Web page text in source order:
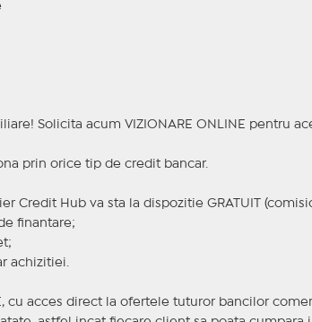
Solicita acum VIZIONARE ONLINE pentru
prin orice tip de credit bancar.
Credit Hub va sta la dispozitie GRATUIT
finantare;
achizitiei.
cu acces direct la ofertele tuturor bancilor